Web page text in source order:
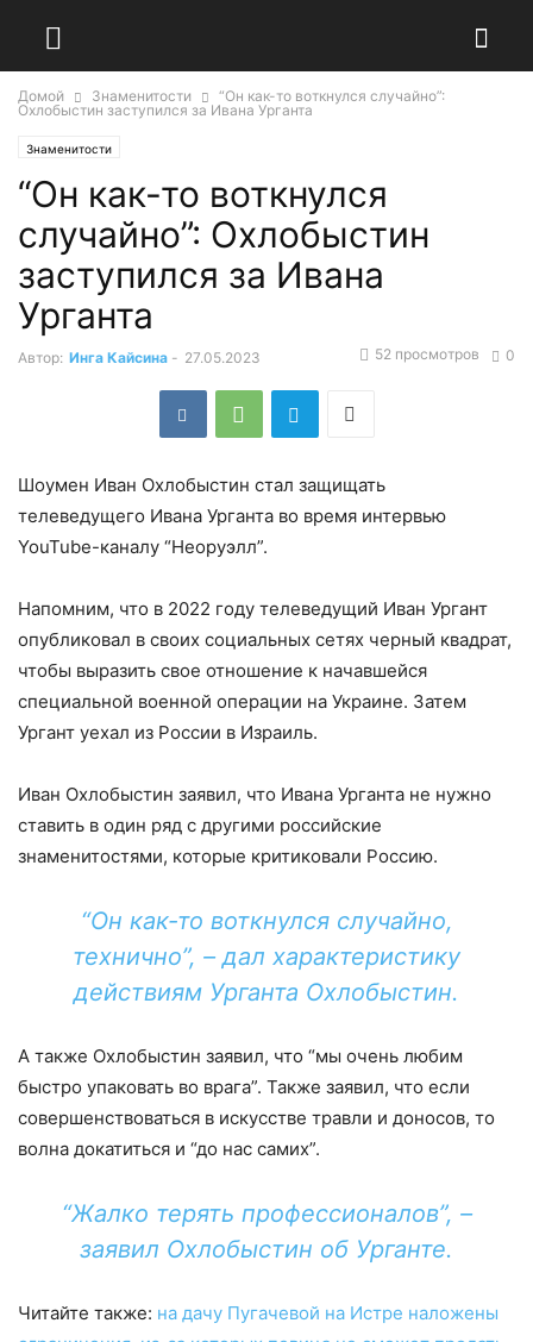
Домой Знаменитости
“Он как-то воткнулся случайно”:
Охлобыстин заступился за Ивана Урганта
Знаменитости
“Он как-то воткнулся
случайно”: Охлобыстин
заступился за Ивана
Урганта
Автор: Инга Кайсина - 27.05.2023 0
52 просмотров
Шоумен Иван Охлобыстин стал защищать
телеведущего Ивана Урганта во время интервью
YouTube-каналу “Неоруэлл”.
Напомним, что в 2022 году телеведущий Иван Ургант
опубликовал в своих социальных сетях черный квадрат,
чтобы выразить свое отношение к начавшейся
специальной военной операции на Украине. Затем
Ургант уехал из России в Израиль.
Иван Охлобыстин заявил, что Ивана Урганта не нужно
ставить в один ряд с другими российские
знаменитостями, которые критиковали Россию.
“Он как-то воткнулся случайно,
технично”, – дал характеристику
действиям Урганта Охлобыстин.
А также Охлобыстин заявил, что “мы очень любим
быстро упаковать во врага”. Также заявил, что если
совершенствоваться в искусстве травли и доносов, то
волна докатиться и “до нас самих”.
“Жалко терять профессионалов”, –
заявил Охлобыстин об Урганте.
Читайте также: на дачу Пугачевой на Истре наложены